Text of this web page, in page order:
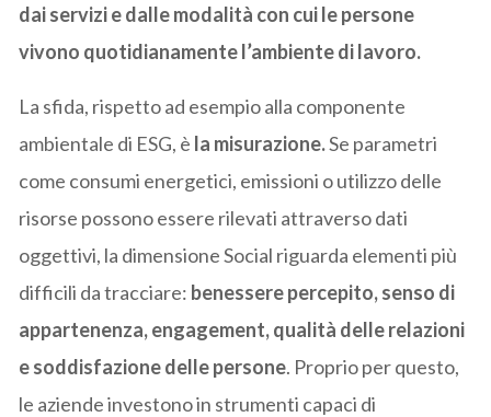
dai servizi e dalle modalità con cui le persone
vivono quotidianamente l’ambiente di lavoro.
La sfida, rispetto ad esempio alla componente
ambientale di ESG, è la misurazione.Se parametri
come consumi energetici, emissioni o utilizzo delle
risorse possono essere rilevati attraverso dati
oggettivi, la dimensione Social riguarda elementi più
difficili da tracciare: benessere percepito, senso di
appartenenza, engagement, qualità delle relazioni
e soddisfazione delle persone. Proprio per questo,
le aziende investono in strumenti capaci di